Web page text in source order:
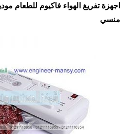
اجهزة تفريغ الهواء فاكيوم للطعام موديل
منسي